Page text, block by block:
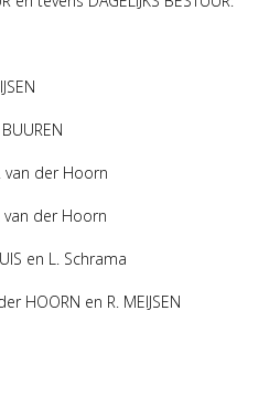
der Hoorn
van der Hoorn
L. Schrama
HOORN en R. MEIJSEN